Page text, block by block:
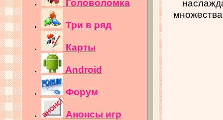
Головоломка
Три в ряд
Карты
Android
Форум
Анонсы игр